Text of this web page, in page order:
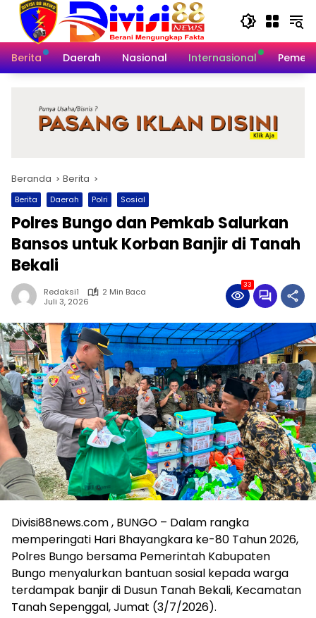
Langsung
konten
Berita
Daerah Nasional Internasional
Beranda Berita
Berita Daerah Polri Sosial
Polres Bungo dan Pemkab Salurkan
Bansos untuk Korban Banjir di Tanah
Bekali
Redaksi1
2 Min Baca
Juli 3, 2026
33
Divisi88news.com , BUNGO – Dalam rangka
memperingati Hari Bhayangkara ke-80 Tahun 2026,
Polres Bungo bersama Pemerintah Kabupaten
Bungo menyalurkan bantuan sosial kepada warga
terdampak banjir di Dusun Tanah Bekali, Kecamatan
Tanah Sepenggal, Jumat (3/7/2026).